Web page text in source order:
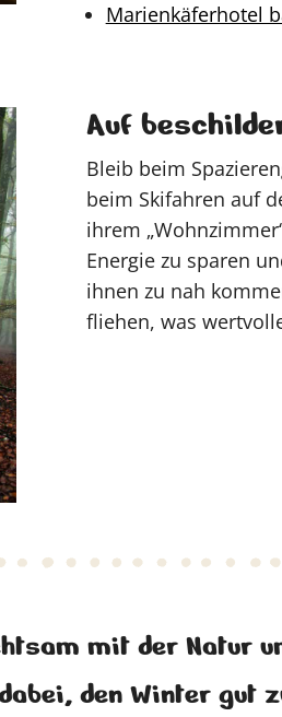
Marienkäferhotel
Auf
Bleib beim
beim Skifahren auf
ihrem
Energie zu sparen
ihnen zu nah
fliehen, was
mit der Natur
den Winter gut